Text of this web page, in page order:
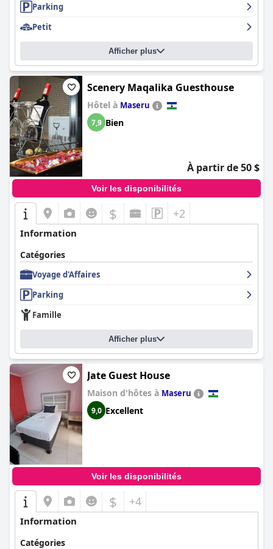
Parking
Petit
Afficher plus
Scenery Maqalika Guesthouse
Hôtel à Maseru
7,9 Bien
À partir de 50 $
Voir les disponibilités
$ +2
Information
Catégories
Voyage d'Affaires
Parking
Famille
Afficher plus
Jate Guest House
Maison d'hôtes à Maseru
9,0 Excellent
Voir les disponibilités
$ +4
Information
Catégories